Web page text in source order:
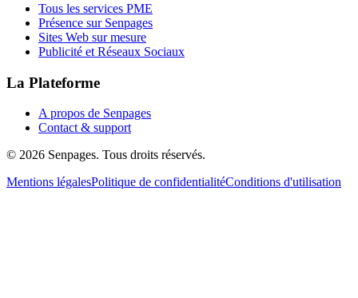
Tous les services PME
Présence sur Senpages
Sites Web sur mesure
Publicité et Réseaux Sociaux
La Plateforme
A propos de Senpages
Contact & support
© 2026 Senpages. Tous droits réservés.
Mentions légalesPolitique de confidentialitéConditions d'utilisation